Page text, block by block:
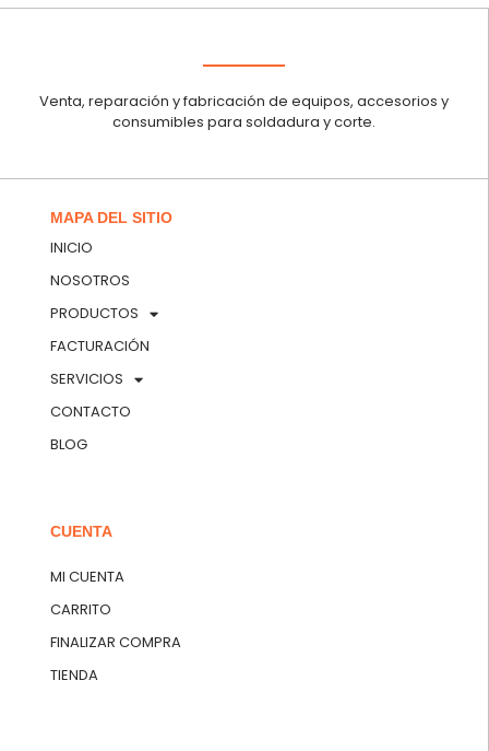
Venta, reparación y fabricación de equipos, accesorios y
consumibles para soldadura y corte.
MAPA DEL SITIO
INICIO
NOSOTROS
PRODUCTOS
FACTURACIÓN
SERVICIOS
CONTACTO
BLOG
CUENTA
MI CUENTA
CARRITO
FINALIZAR COMPRA
TIENDA